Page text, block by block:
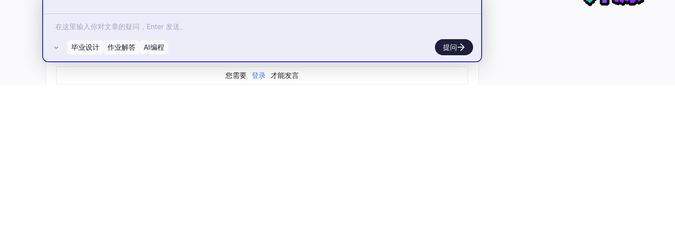
以前我只会做简单的模型摆放，通过这次学习，我真正掌握了三维动态制作逻辑，理解了关键帧控制运动、节奏、动
为了让整套流水线作品更加完整、真实、具备工业生产氛围，我最后完成了运输车货物搬运动画的制作。
所有评论(0)
您需要 登录 才能发言
毕业设计 作业解答 AI编程 提问